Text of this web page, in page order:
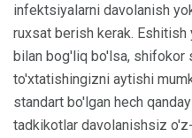
infektsiyalarni davolanish
ruxsat berish kerak.
bilan bog'liq bo'lsa, shifokor
to'xtatishingizni aytishi
standart bo'lgan hech
tadkikotlar davolanishsiz